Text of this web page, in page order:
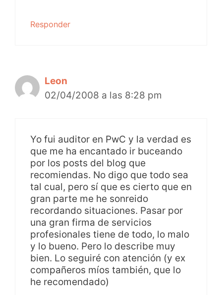
Responder
Leon
02/04/2008 a las 8:28 pm
Yo fui auditor en PwC y la verdad es
que me ha encantado ir buceando
por los posts del blog que
recomiendas. No digo que todo sea
tal cual, pero sí que es cierto que en
gran parte me he sonreido
recordando situaciones. Pasar por
una gran firma de servicios
profesionales tiene de todo, lo malo
y lo bueno. Pero lo describe muy
bien. Lo seguiré con atención (y ex
compañeros míos también, que lo
he recomendado)